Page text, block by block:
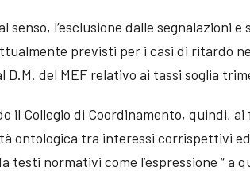
senso, l’esclusione dalle segnalazioni
previsti per i casi di ritardo
D.M. del MEF relativo ai tassi soglia
il Collegio di Coordinamento, quindi,
ontologica tra interessi corrispettivi
testi normativi come l’espressione “ a